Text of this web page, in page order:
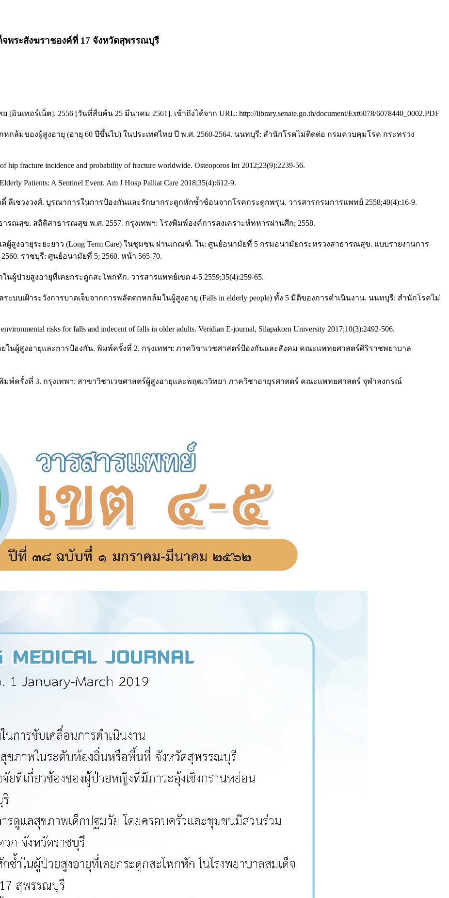
จพระสังฆราชองค์ที่ 17 จังหวัดสุพรรณบุรี
ทอร์เน็ต]. 2556 [วันที่สืบค้น 25 มีนาคม 2561]. เข้าถึงได้จาก URL: http://library.senate.go.th/document/Ext6078/6078440_0002.PDF
กล้มของผู้สูงอายุ (อายุ 60 ปีขึ้นไป) ในประเทศไทย ปี พ.ศ. 2560-2564. นนทบุรี: สำนักโรคไม่ติดต่อ กรมควบคุมโรค กระทรวง
hip fracture incidence and probability of fracture worldwide. Osteoporos Int 2012;23(9):2239-56.
Patients: A Sentinel Event. Am J Hosp Palliat Care 2018;35(4):612-9.
ลีเชวงวงศ์. บูรณาการในการป้องกันและรักษากระดูกหักซ้ำซ้อนจากโรคกระดูกพรุน. วารสารกรมการแพทย์ 2558;40(4):16-9.
ณสุข. สถิติสาธารณสุข พ.ศ. 2557. กรุงเทพฯ: โรงพิมพ์องค์การสงเคราะห์ทหารผ่านศึก; 2558.
สูงอายุระยะยาว (Long Term Care) ในชุมชน ผ่านเกณฑ์. ใน: ศูนย์อนามัยที่ 5 กรมอนามัยกระทรวงสาธารณสุข. แบบรายงานการ
ราชบุรี: ศูนย์อนามัยที่ 5; 2560. หน้า 565-70.
ป่วยสูงอายุที่เคยกระดูกสะโพกหัก. วารสารแพทย์เขต 4-5 2559;35(4):259-65.
บบเฝ้าระวังการบาดเจ็บจากการพลัดตกหกล้มในผู้สูงอายุ (Falls in elderly people) ทั้ง 5 มิติของการดำเนินงาน. นนทบุรี: สำนักโรคไม่
risks for falls and indecent of falls in older adults. Veridian E-journal, Silapakorn University 2017;10(3):2492-506.
นผู้สูงอายุและการป้องกัน. พิมพ์ครั้งที่ 2. กรุงเทพฯ: ภาควิชาเวชศาสตร์ป้องกันและสังคม คณะแพทยศาสตร์ศิริราชพยาบาล
พ์ครั้งที่ 3. กรุงเทพฯ: สาขาวิชาเวชศาสตร์ผู้สูงอายุและพฤฒาวิทยา ภาควิชาอายุรศาสตร์ คณะแพทยศาสตร์ จุฬาลงกรณ์